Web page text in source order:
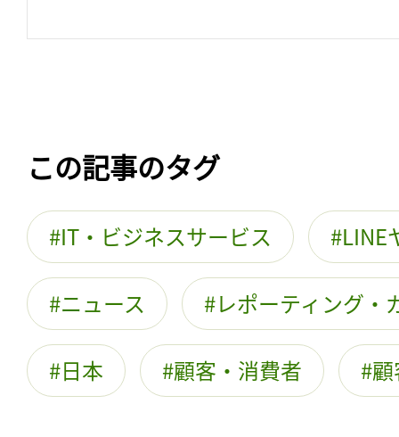
この記事のタグ
IT・ビジネスサービス LINE
ニュース レポーティング・
日本 顧客・消費者